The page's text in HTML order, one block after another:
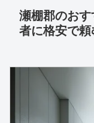
瀬棚郡のお
者に格安で頼